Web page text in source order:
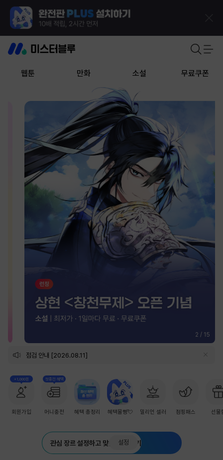
웹툰 만화 소설 무료쿠폰
2 / 15
점검 안내 [2026.08.11]
+1,000원
회원가입
첫충전 혜택
머니충전 혜택 총정리 혜택몰빵💘 밀리언 셀러 점핑패스 선물
관심 장르 설정하고 맞춤 추천 받기
설정